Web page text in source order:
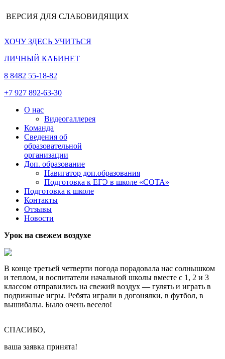
ВЕРСИЯ ДЛЯ СЛАБОВИДЯЩИХ
ХОЧУ ЗДЕСЬ УЧИТЬСЯ
ЛИЧНЫЙ КАБИНЕТ
8 8482 55-18-82
+7 927 892-63-30
О нас
Видеогаллерея
Команда
Сведения об
образовательной
организации
Доп. образование
Навигатор доп.образования
Подготовка к ЕГЭ в школе «СОТА»
Подготовка к школе
Контакты
Отзывы
Новости
Урок на свежем воздухе
В конце третьей четверти погода порадовала нас солнышком
и теплом, и воспитатели начальной школы вместе с 1, 2 и 3
классом отправились на свежий воздух — гулять и играть в
подвижные игры. Ребята играли в догонялки, в футбол, в
вышибалы. Было очень весело!
СПАСИБО,
ваша заявка принята!